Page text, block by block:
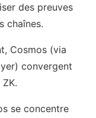
des preuves
chaînes.
Cosmos (via
convergent
se concentre